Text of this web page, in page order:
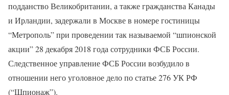
подданство Великобритании, а также гражданства Канады
и Ирландии, задержали в Москве в номере гостиницы
“Метрополь” при проведении так называемой “шпионской
акции” 28 декабря 2018 года сотрудники ФСБ России.
Следственное управление ФСБ России возбудило в
отношении него уголовное дело по статье 276 УК РФ
(“Шпионаж”).